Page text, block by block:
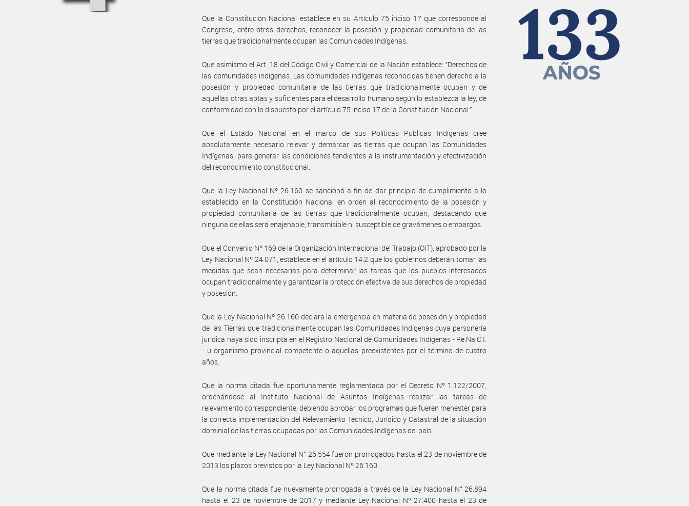
Que la Constitución Nacional establece en su Artículo 75 inciso 17 que corresponde al
Congreso, entre otros derechos, reconocer la posesión y propiedad comunitaria de las
tierras que tradicionalmente ocupan las Comunidades Indígenas.
Que asimismo el Art. 18 del Código Civil y Comercial de la Nación establece: “Derechos de
las comunidades indígenas. Las comunidades indígenas reconocidas tienen derecho a la
posesión y propiedad comunitaria de las tierras que tradicionalmente ocupan y de
aquellas otras aptas y suficientes para el desarrollo humano según lo establezca la ley, de
conformidad con lo dispuesto por el artículo 75 inciso 17 de la Constitución Nacional.”
Que el Estado Nacional en el marco de sus Políticas Publicas Indígenas cree
absolutamente necesario relevar y demarcar las tierras que ocupan las Comunidades
Indígenas, para generar las condiciones tendientes a la instrumentación y efectivización
del reconocimiento constitucional.
Que la Ley Nacional Nº 26.160 se sancionó a fin de dar principio de cumplimiento a lo
establecido en la Constitución Nacional en orden al reconocimiento de la posesión y
propiedad comunitaria de las tierras que tradicionalmente ocupan, destacando que
ninguna de ellas será enajenable, transmisible ni susceptible de gravámenes o embargos.
Que el Convenio Nº 169 de la Organización Internacional del Trabajo (OIT), aprobado por la
Ley Nacional Nº 24.071, establece en el artículo 14.2 que los gobiernos deberán tomar las
medidas que sean necesarias para determinar las tareas que los pueblos interesados
ocupan tradicionalmente y garantizar la protección efectiva de sus derechos de propiedad
y posesión.
Que la Ley Nacional Nº 26.160 declara la emergencia en materia de posesión y propiedad
de las Tierras que tradicionalmente ocupan las Comunidades Indígenas cuya personería
jurídica haya sido inscripta en el Registro Nacional de Comunidades Indígenas - Re.Na.C.I.
- u organismo provincial competente o aquellas preexistentes por el término de cuatro
años.
Que la norma citada fue oportunamente reglamentada por el Decreto Nº 1.122/2007,
ordenándose al Instituto Nacional de Asuntos Indígenas realizar las tareas de
relevamiento correspondiente, debiendo aprobar los programas que fueren menester para
la correcta implementación del Relevamiento Técnico, Jurídico y Catastral de la situación
dominial de las tierras ocupadas por las Comunidades Indígenas del país.
Que mediante la Ley Nacional N° 26.554 fueron prorrogados hasta el 23 de noviembre de
2013 los plazos previstos por la Ley Nacional Nº 26.160.
Que la norma citada fue nuevamente prorrogada a través de la Ley Nacional N° 26.894
hasta el 23 de noviembre de 2017 y mediante Ley Nacional Nº 27.400 hasta el 23 de